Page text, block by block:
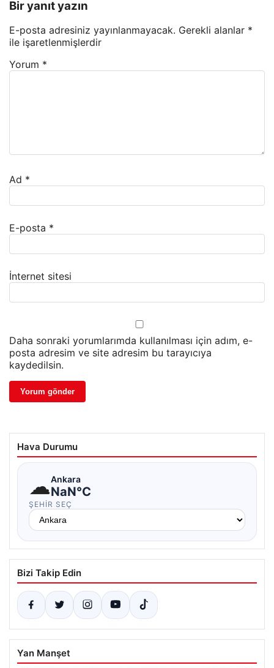
Bir yanıt yazın
E-posta adresiniz yayınlanmayacak. Gerekli alanlar *
ile işaretlenmişlerdir
Yorum *
Ad *
E-posta *
İnternet sitesi
Daha sonraki yorumlarımda kullanılması için adım, e-
posta adresim ve site adresim bu tarayıcıya
kaydedilsin.
Hava Durumu
☁Ankara
NaN°C
ŞEHIR SEÇ
Bizi Takip Edin
Yan Manşet